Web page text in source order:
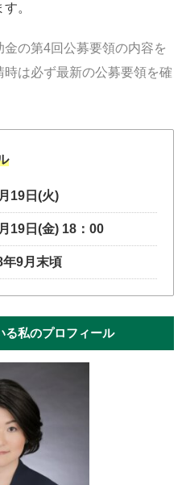
。
の第4回公募要領の内容を
は必ず最新の公募要領を確
19日(火)
19日(金) 18：00
年9月末頃
る私のプロフィール